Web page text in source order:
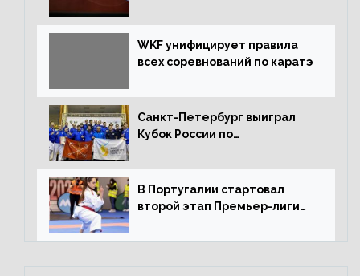
WKF унифицирует правила
всех соревнований по каратэ
Санкт-Петербург выиграл
Кубок России по
В Португалии стартовал
второй этап Премьер-лиги